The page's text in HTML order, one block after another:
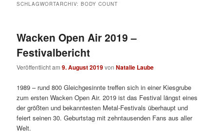
SCHLAGWORTARCHIV:BODY COUNT
Wacken Open Air 2019 –
Festivalbericht
Veröffentlicht am9. August 2019vonNatalie Laube
1989 – rund 800 Gleichgesinnte treffen sich in einer Kiesgrube
zum ersten Wacken Open Air. 2019 ist das Festival längst eines
der größten und bekanntesten Metal-Festivals überhaupt und
feiert seinen 30. Geburtstag mit zehntausenden Fans aus aller
Welt.